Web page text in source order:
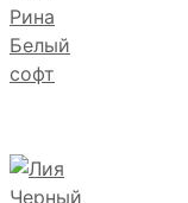
Рина
Белый
софт